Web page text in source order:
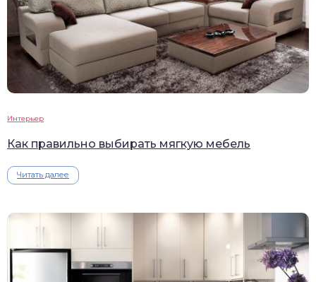
Интерьер
Как правильно выбирать мягкую мебель
Читать далее